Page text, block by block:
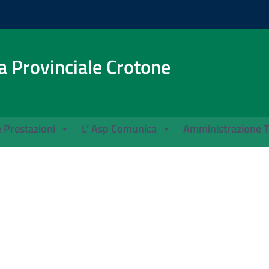
Provinciale Crotone
Prestazioni L’ Asp Comunica Amministrazione